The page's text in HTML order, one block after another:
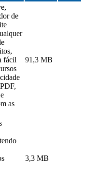
de
fácil
as
91,3 MB
3,3 MB